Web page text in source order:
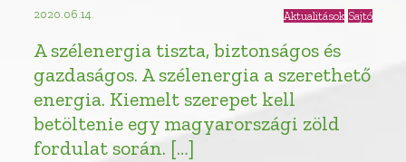
2020.06.14. Aktualitások Sajtó
A szélenergia tiszta, biztonságos és
gazdaságos. A szélenergia a szerethető
energia. Kiemelt szerepet kell
betöltenie egy magyarországi zöld
fordulat során. […]